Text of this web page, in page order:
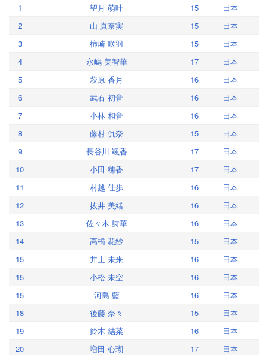
1 望月 萌叶 15
日本
2
山 真奈実 15
日本
3
柿崎 咲羽 15
日本
4
永嶋 美智華 17
日本
5
萩原 香月 16
日本
6
武石 初音 16
日本
7
小林 和音 16
日本
8
藤村 侃奈 15
日本
9
長谷川 颯香 17
日本
10
小田 穂香 17
日本
11
村越 佳歩 16
日本
12
抜井 美緒 16
日本
13
佐々木 詩華 16
日本
14
高橋 花紗 15
日本
15
井上 未来 16
日本
15
小松 未空 16
日本
15
河島 藍 16
日本
18
後藤 奈々 15
日本
19
鈴木 結菜 16
日本
20
増田 心瑚 17
日本